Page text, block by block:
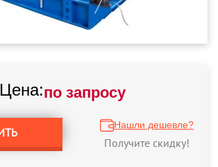
Цена:по запросу
Нашли дешевле?
Получите скидку!